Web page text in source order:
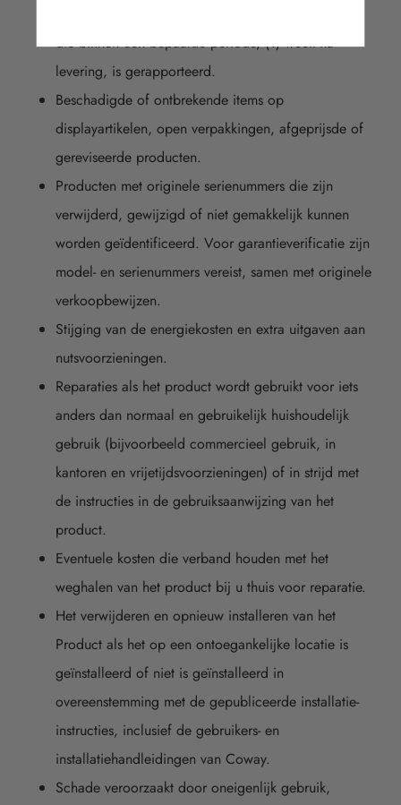
die binnen een bepaalde periode, (1) week na
levering, is gerapporteerd.
Beschadigde of ontbrekende items op
displayartikelen, open verpakkingen, afgeprijsde of
gereviseerde producten.
Producten met originele serienummers die zijn
verwijderd, gewijzigd of niet gemakkelijk kunnen
worden geïdentificeerd. Voor garantieverificatie zijn
model- en serienummers vereist, samen met originele
verkoopbewijzen.
Stijging van de energiekosten en extra uitgaven aan
nutsvoorzieningen.
Reparaties als het product wordt gebruikt voor iets
anders dan normaal en gebruikelijk huishoudelijk
gebruik (bijvoorbeeld commercieel gebruik, in
kantoren en vrijetijdsvoorzieningen) of in strijd met
de instructies in de gebruiksaanwijzing van het
product.
Eventuele kosten die verband houden met het
weghalen van het product bij u thuis voor reparatie.
Het verwijderen en opnieuw installeren van het
Product als het op een ontoegankelijke locatie is
geïnstalleerd of niet is geïnstalleerd in
overeenstemming met de gepubliceerde installatie-
instructies, inclusief de gebruikers- en
installatiehandleidingen van Coway.
Schade veroorzaakt door oneigenlijk gebruik,